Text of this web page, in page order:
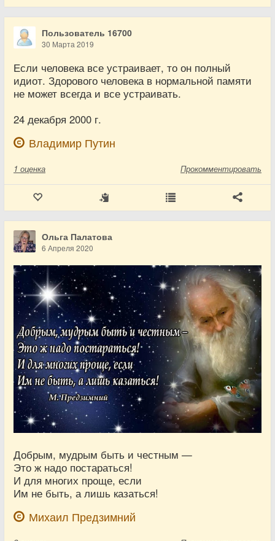
Пользователь 16700
30 Марта 2019
Если человека все устраивает, то он полный
идиот. Здорового человека в нормальной памяти
не может всегда и все устраивать.
24 декабря 2000 г.
Владимир Путин
1 оценка Прокомментировать
Ольга Палатова
6 Апреля 2020
Добрым, мудрым быть и честным —
Это ж надо постараться!
И для многих проще, если
Им не быть, а лишь казаться!
Михаил Предзимний